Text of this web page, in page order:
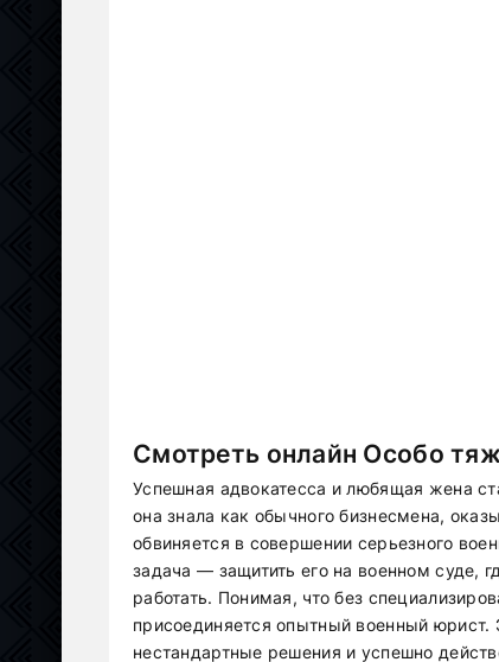
Смотреть онлайн Особо
Успешная адвокатесса и любящая жена
она знала как обычного бизнесмена,
обвиняется в совершении серьезного
задача — защитить его на военном суде,
работать. Понимая, что без
присоединяется опытный военный юрист.
нестандартные решения и успешно